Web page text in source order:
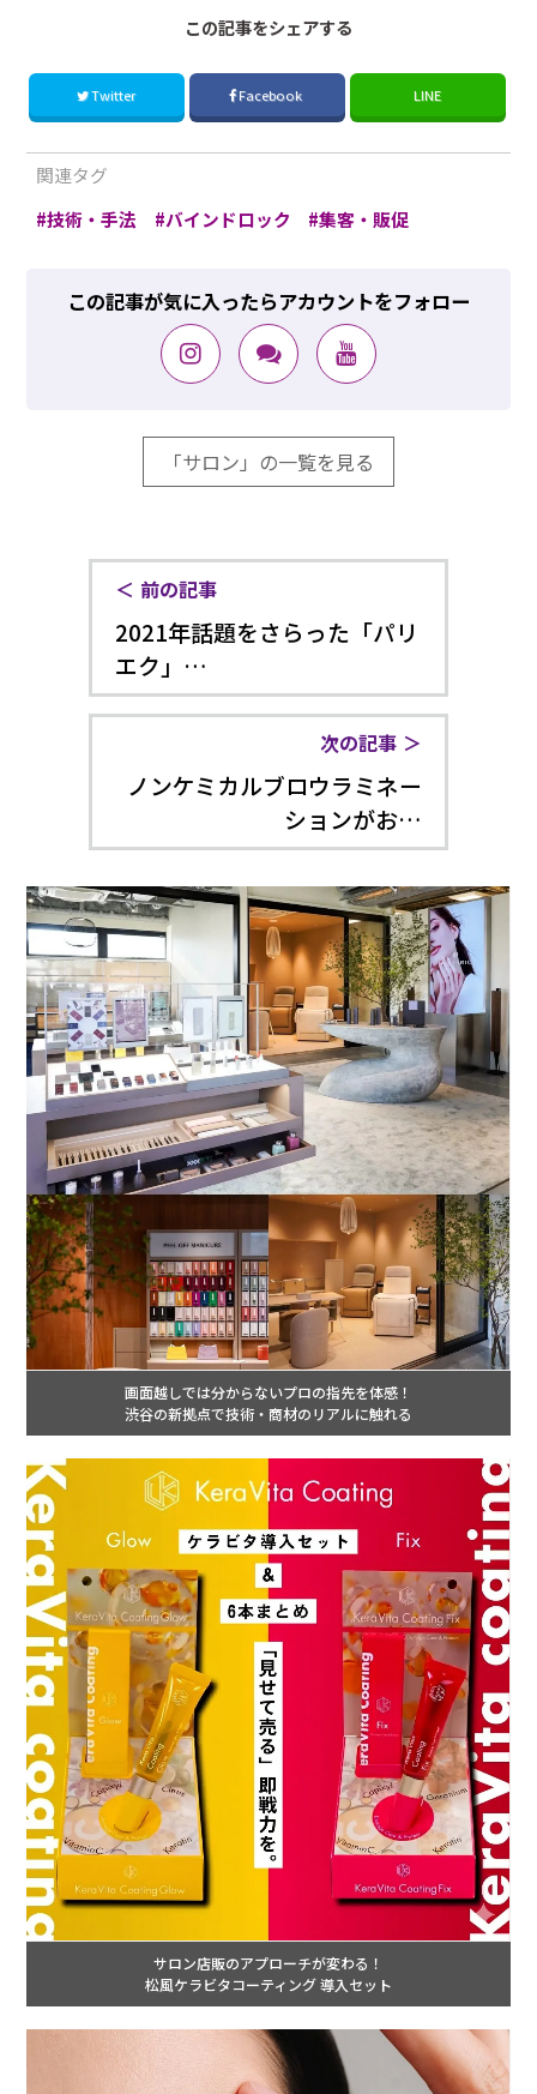
この記事をシェアする
Twitter Facebook LINE
関連タグ
技術・手法
バインドロック 集客・販促
この記事が気に入ったらアカウントをフォロー
「サロン」の一覧を見る
前の記事
2021年話題をさらった「パリ
エク」…
次の記事
ノンケミカルブロウラミネー
ションがお…
画面越しでは分からないプロの指先を体感！
渋谷の新拠点で技術・商材のリアルに触れる
サロン店販のアプローチが変わる！
松風ケラビタコーティング 導入セット